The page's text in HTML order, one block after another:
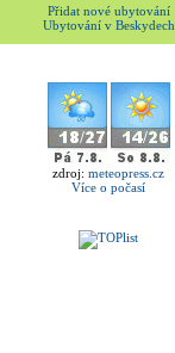
Přidat nové ubytování
Ubytování v Beskydech
zdroj: meteopress.cz
Více o počasí